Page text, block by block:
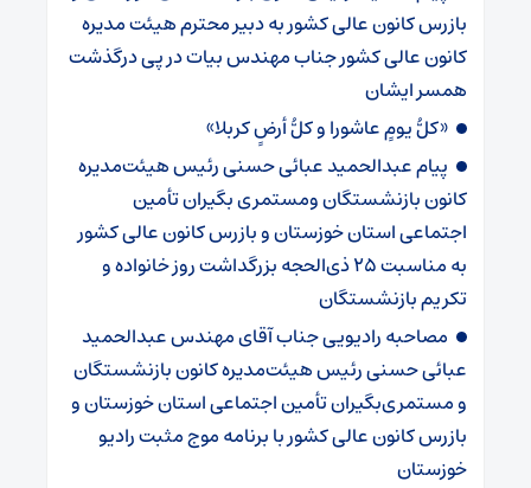
بازرس کانون عالی کشور به دبیر محترم هیئت مدیره
کانون عالی کشور جناب مهندس بیات در پی درگذشت
همسر ایشان
«کلُّ یومٍ عاشورا و کلُّ أرضٍ کربلا»
پیام عبدالحمید عبائی حسنی رئیس هیئت‌مدیره
کانون بازنشستگان ومستمری بگیران تأمین
اجتماعی استان خوزستان و بازرس کانون عالی کشور
به مناسبت ۲۵ ذی‌الحجه بزرگداشت روز خانواده و
تکریم بازنشستگان
مصاحبه رادیویی جناب آقای مهندس عبدالحمید
عبائی حسنی رئیس هیئت‌مدیره کانون بازنشستگان
و مستمری‌بگیران تأمین اجتماعی استان خوزستان و
بازرس کانون عالی کشور با برنامه موج مثبت رادیو
خوزستان